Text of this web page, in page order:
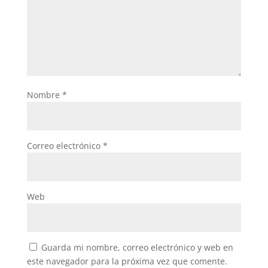
Nombre *
Correo electrónico *
Web
Guarda mi nombre, correo electrónico y web en
este navegador para la próxima vez que comente.